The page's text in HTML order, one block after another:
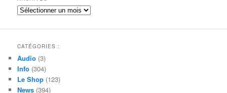
eArchives
CATÉGORIES :
Audio (3)
Info (304)
Le Shop (123)
News (394)